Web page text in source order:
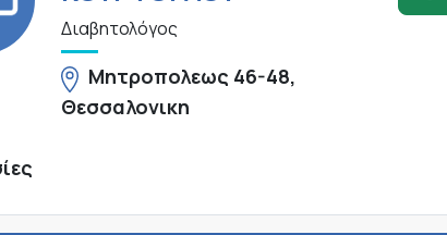
Διαβητολόγος
Μητροπολεως 46-48,
Θεσσαλονικη